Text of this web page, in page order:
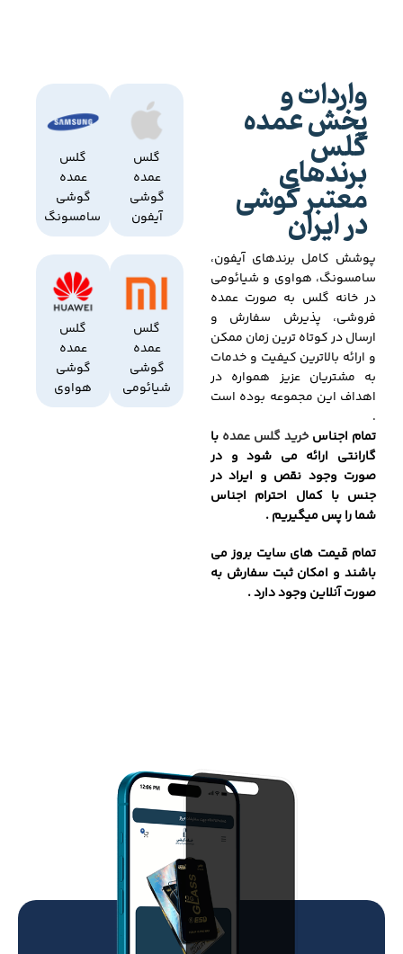
واردات و
پخش عمده
گلس
برندهای
معتبر گوشی
در ایران
پوشش کامل برندهای آیفون،
سامسونگ، هواوی و شیائومی
در خانه گلس به صورت عمده
فروشی، پذیرش سفارش و
ارسال در کوتاه ترین زمان ممکن
و ارائه بالاترین کیفیت و خدمات
به مشتریان عزیز همواره در
اهداف این مجموعه بوده است
.
تمام اجناسخرید گلس عمده با
گارانتی ارائه می شود و در
صورت وجود نقص و ایراد در
جنس با کمال احترام اجناس
شما را پس میگیریم .
تمام قیمت های سایت بروز می
باشند و امکان ثبت سفارش به
صورت آنلاین وجود دارد .
گلس
عمده
گوشی
آیفون
گلس
عمده
گوشی
سامسونگ
گلس
عمده
گوشی
شیائومی
گلس
عمده
گوشی
هواوی